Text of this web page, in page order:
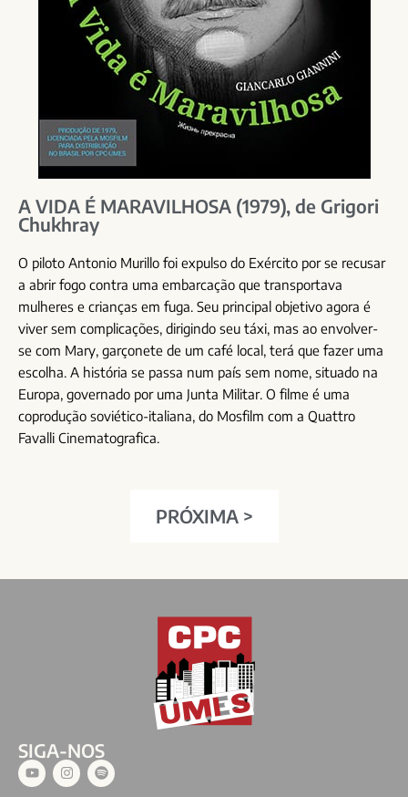
A VIDA É MARAVILHOSA (1979), de Grigori
Chukhray
O piloto Antonio Murillo foi expulso do Exército por se recusar
a abrir fogo contra uma embarcação que transportava
mulheres e crianças em fuga. Seu principal objetivo agora é
viver sem complicações, dirigindo seu táxi, mas ao envolver-
se com Mary, garçonete de um café local, terá que fazer uma
escolha. A história se passa num país sem nome, situado na
Europa, governado por uma Junta Militar. O filme é uma
coprodução soviético-italiana, do Mosfilm com a Quattro
Favalli Cinematografica.
PRÓXIMA >
SIGA-NOS